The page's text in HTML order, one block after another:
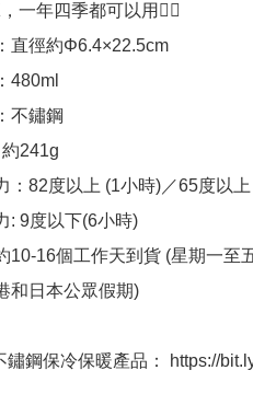
一年四季都可以用👍🏻
直徑約Φ6.4×22.5cm
480ml
不鏽鋼
241g
：82度以上 (1小時)／65度以
: 9度以下(6小時)
10-16個工作天到貨 (星期一至
和日本公眾假期)
鏽鋼保冷保暖產品： https://